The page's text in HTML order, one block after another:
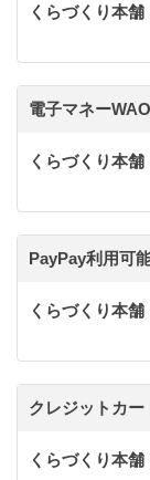
くらづくり本舗
電子マネー
くらづくり本舗
PayPay利用可
くらづくり本舗
クレジットカ
くらづくり本舗